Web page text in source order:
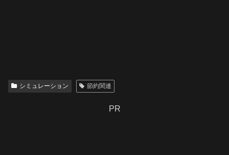
シミュレーション 節約関連
PR